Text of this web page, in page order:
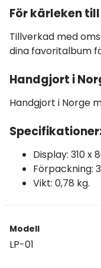
För kärleken
Tillverkad med
dina favoritalbum
Handgjort i
Handgjort i Norge
Display: 310 x
Förpackning:
Vikt: 0,78 kg.
Modell
LP-01